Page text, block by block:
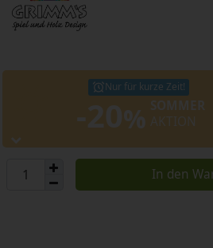
Nur für kurze Zeit!
In den